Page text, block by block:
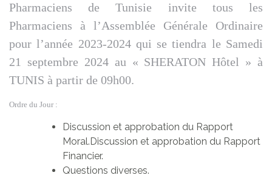
Pharmaciens de Tunisie invite tous les
Pharmaciens à l’Assemblée Générale Ordinaire
pour l’année 2023-2024 qui se tiendra le Samedi
21 septembre 2024 au « SHERATON Hôtel » à
TUNIS à partir de 09h00.
Ordre du Jour :
Discussion et approbation du Rapport
Moral.Discussion et approbation du Rapport
Financier.
Questions diverses.